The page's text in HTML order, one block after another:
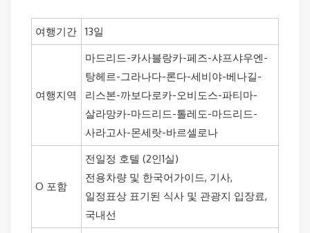
여행기간 13일
여행지역
마드리드-카사블랑카-페즈-샤프샤우엔-
탕헤르-그라나다-론다-세비야-베나길-
리스본-까보다로카-오비도스-파티마-
살라망카-마드리드-톨레도-마드리드-
사라고사-몬세랏-바르셀로나
O 포함
전일정 호텔 (2인1실)
전용차량 및 한국어가이드, 기사,
일정표상 표기된 식사 및 관광지 입장료,
국내선